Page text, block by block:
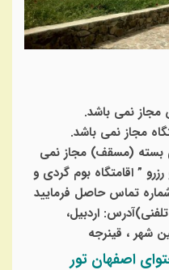
مجاز نمی باشد.
مجاز نمی باشد.
بسته (مسقف) مجاز نمی
” اقامتگاه بوم گردی و
شماره تماس حاصل فرمایید
آدرس: اردبیل،
اصفهان تور